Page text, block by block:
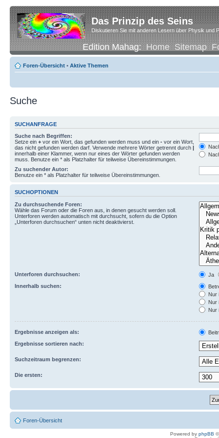
Das Prinzip des Seins
Diskutieren Sie mit anderen Lesern über Physik und
Edition Mahag:Home Sitemap
Foren-Übersicht • Aktive Themen
Suche
SUCHANFRAGE
Suche nach Begriffen:
Setze ein + vor ein Wort, das gefunden werden muss und ein - vor ein Wort,
das nicht gefunden werden darf. Verwende mehrere Wörter getrennt durch |
innerhalb einer Klammer, wenn nur eines der Wörter gefunden werden
muss. Benutze ein * als Platzhalter für teilweise Übereinstimmungen.
Zu suchender Autor:
Benutze ein * als Platzhalter für teilweise Übereinstimmungen.
SUCHOPTIONEN
Zu durchsuchende Foren:
Wähle das Forum oder die Foren aus, in denen gesucht werden soll.
Unterforen werden automatisch mit durchsucht, sofern du die Option
„Unterforen durchsuchen“ unten nicht deaktivierst.
Unterforen durchsuchen:
Ja
Innerhalb suchen:
Nur
Nur
Nur
Ergebnisse anzeigen als:
Ergebnisse sortieren nach:
Suchzeitraum begrenzen:
Die ersten:
Foren-Übersicht
Powered by phpBB